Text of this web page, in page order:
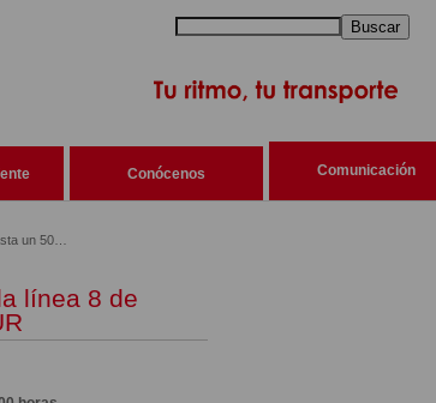
Buscar
Conócenos Comunicación
línea 8 de